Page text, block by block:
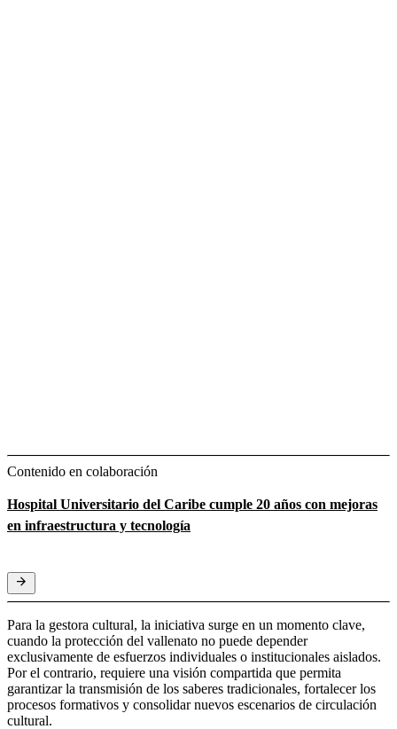
Contenido en colaboración
Hospital Universitario del Caribe cumple 20 años con mejoras
en infraestructura y tecnología
Para la gestora cultural, la iniciativa surge en un momento clave,
cuando la protección del vallenato no puede depender
exclusivamente de esfuerzos individuales o institucionales aislados.
Por el contrario, requiere una visión compartida que permita
garantizar la transmisión de los saberes tradicionales, fortalecer los
procesos formativos y consolidar nuevos escenarios de circulación
cultural.